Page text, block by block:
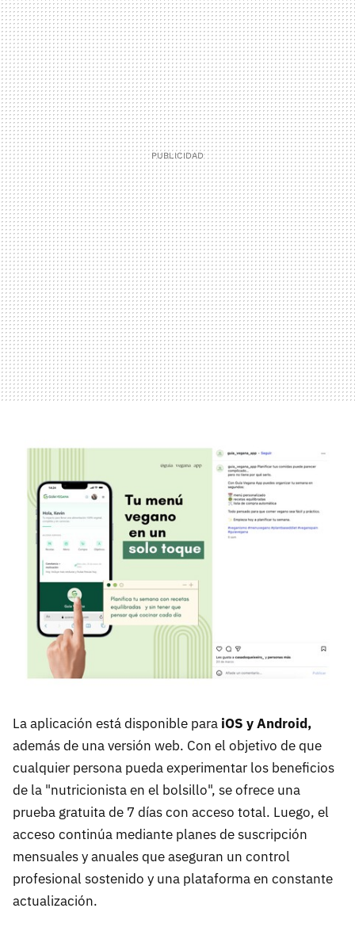
La aplicación está disponible para iOS y Android,
además de una versión web. Con el objetivo de que
cualquier persona pueda experimentar los beneficios
de la "nutricionista en el bolsillo", se ofrece una
prueba gratuita de 7 días con acceso total. Luego, el
acceso continúa mediante planes de suscripción
mensuales y anuales que aseguran un control
profesional sostenido y una plataforma en constante
actualización.